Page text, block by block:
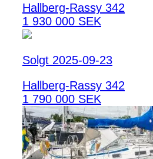
Hallberg-Rassy 342
1 930 000 SEK
Solgt 2025-09-23
Hallberg-Rassy 342
1 790 000 SEK